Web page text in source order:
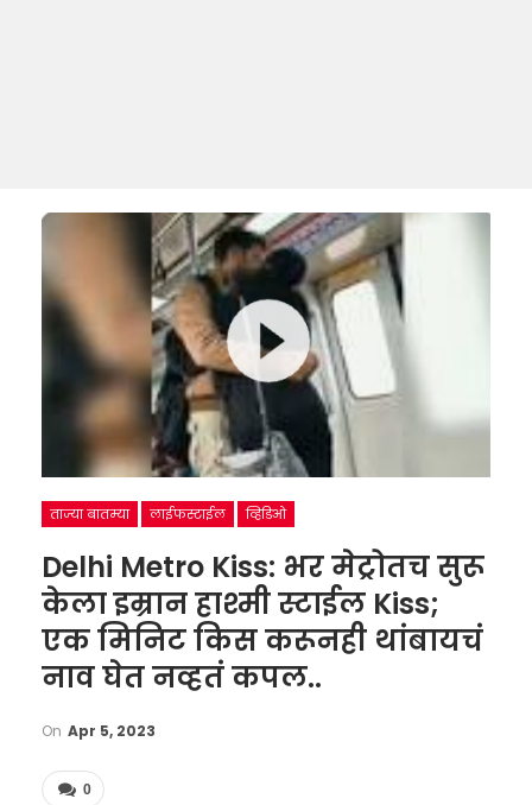
ताज्या बातम्या लाईफस्टाईल व्हिडिओ
Delhi Metro Kiss: भर मेट्रोतच सुरू
केला इम्रान हाश्मी स्टाईल Kiss;
एक मिनिट किस करूनही थांबायचं
नाव घेत नव्हतं कपल..
On Apr 5, 2023
0